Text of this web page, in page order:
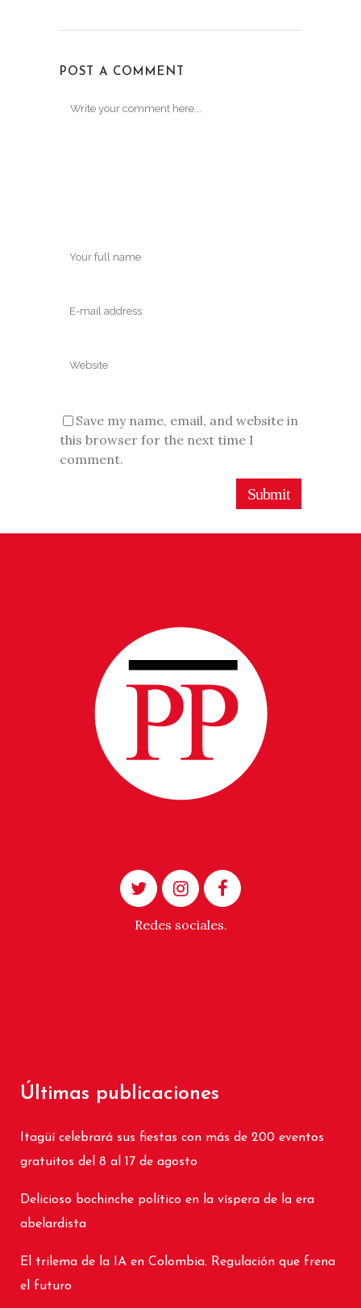
POST A COMMENT
Save my name, email, and website in
this browser for the next time I
comment.
Redes sociales.
Últimas publicaciones
Itagüí celebrará sus fiestas con más de 200 eventos
gratuitos del 8 al 17 de agosto
Delicioso bochinche político en la víspera de la era
abelardista
El trilema de la IA en Colombia. Regulación que frena
el futuro